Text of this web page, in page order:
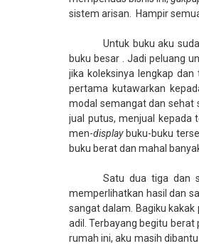
sistem arisan.
Hampir
Untuk buku aku
buku besar . Jadi peluang
jika koleksinya lengkap
pertama kutawarkan
modal semangat dan sehat
jual putus, menjual kepada
men-displaybuku-buku
buku berat dan mahal
Satu dua tiga dan
memperlihatkan hasil dan
sangat dalam. Bagiku
adil. Terbayang begitu berat
rumah ini, aku masih